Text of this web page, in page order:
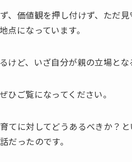
、価値観を押し付けず、ただ
点になっています。
けど、いざ自分が親の立場とな
ひご覧になってください。
てに対してどうあるべきか？
だったのです。